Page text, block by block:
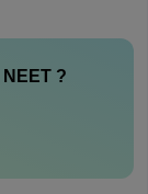
NEET?